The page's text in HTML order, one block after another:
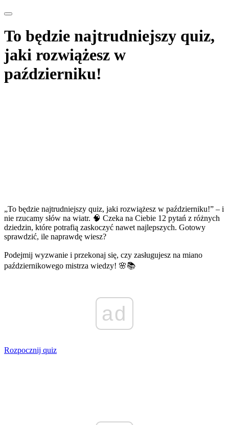
To będzie najtrudniejszy quiz,
jaki rozwiążesz w
październiku!
„To będzie najtrudniejszy quiz, jaki rozwiążesz w październiku!” – i
nie rzucamy słów na wiatr. 🧠 Czeka na Ciebie 12 pytań z różnych
dziedzin, które potrafią zaskoczyć nawet najlepszych. Gotowy
sprawdzić, ile naprawdę wiesz?
Podejmij wyzwanie i przekonaj się, czy zasługujesz na miano
październikowego mistrza wiedzy! 🌸📚
ad
Rozpocznij quiz